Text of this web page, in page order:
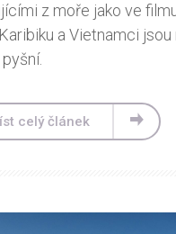
z moře jako ve
a Vietnamci jsou
celý článek